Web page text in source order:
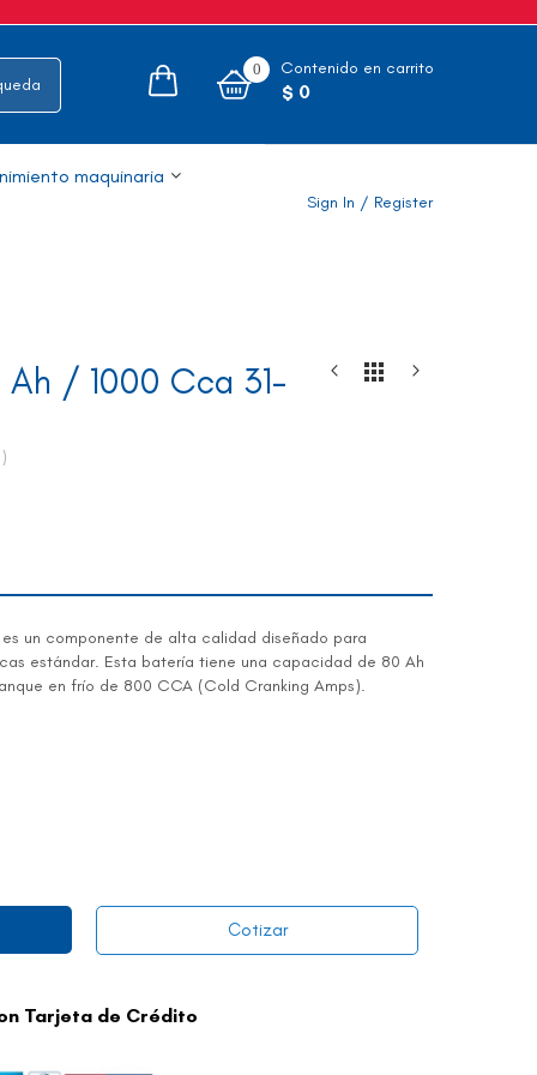
Cotizaciones
0 Contenido en carrito
$ 0
maquinaria
Sign In / Register
Ah / 1000 Cca 31-
es un componente de alta calidad diseñado para
estándar. Esta batería tiene una capacidad de 80 Ah
en frío de 800 CCA (Cold Cranking Amps).
Cotizar
Tarjeta de Crédito